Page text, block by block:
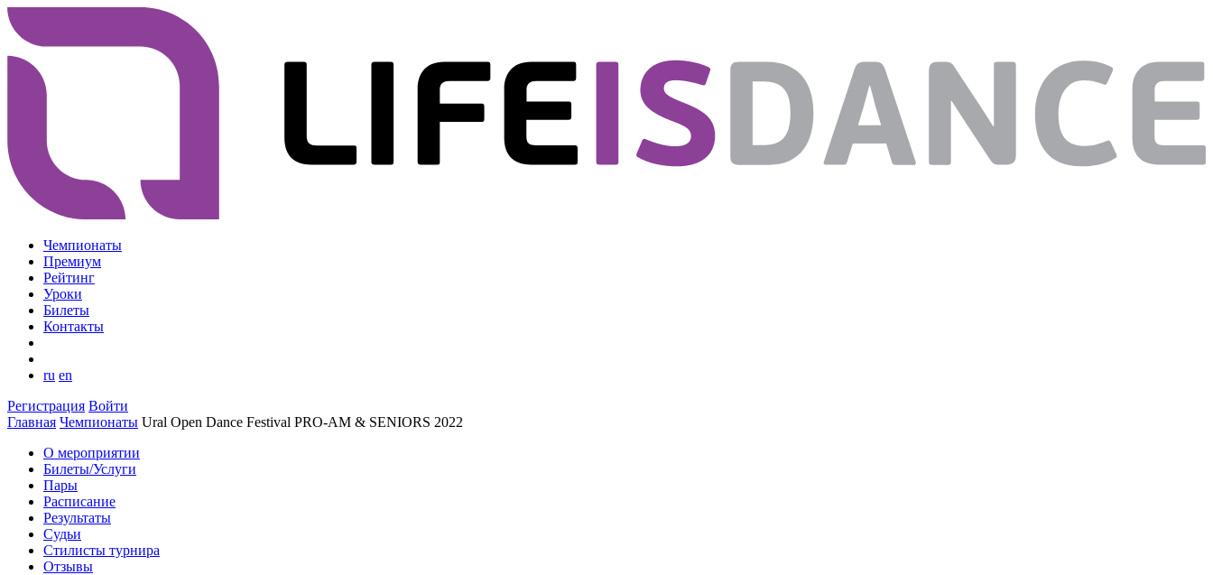
Чемпионаты
Премиум
Рейтинг
Уроки
Билеты
Контакты
ru en
Регистрация Войти
Главная Чемпионаты Ural Open Dance Festival PRO-AM & SENIORS 2022
О мероприятии
Билеты/Услуги
Пары
Расписание
Результаты
Судьи
Стилисты турнира
Отзывы